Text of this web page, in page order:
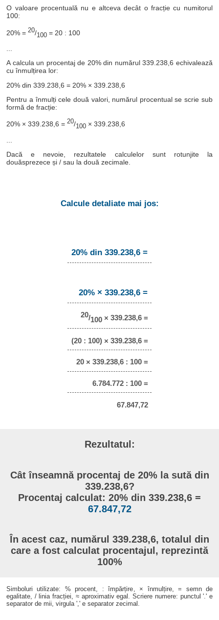
O valoare procentuală nu e altceva decât o fracție cu numitorul
100:
20% =20/100 = 20 : 100
...
A calcula un procentaj de 20% din numărul 339.238,6 echivalează
cu înmulțirea lor:
20% din 339.238,6 = 20% × 339.238,6
Pentru a înmulți cele două valori, numărul procentual se scrie sub
formă de fracție:
20% × 339.238,6 =20/100 × 339.238,6
Dacă e nevoie, rezultatele calculelor sunt rotunjite la
douăsprezece și / sau la două zecimale.
Calcule detaliate mai jos:
20% din 339.238,6 =
20% × 339.238,6 =
20/100× 339.238,6 =
(20 : 100) × 339.238,6 =
20 × 339.238,6 : 100 =
6.784.772 : 100 =
67.847,72
Rezultatul:
Cât înseamnă procentaj de 20% la sută din
339.238,6?
Procentaj calculat: 20% din 339.238,6 =
67.847,72
În acest caz, numărul 339.238,6, totalul din
care a fost calculat procentajul, reprezintă
100%
Simboluri utilizate: % procent, : împărțire, × înmulțire, = semn de
egalitate, / linia fracției, ≈ aproximativ egal. Scriere numere: punctul '.' e
separator de mii, virgula ',' e separator zecimal.